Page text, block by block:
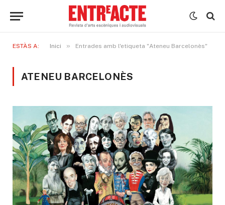
ESTÀS A: Inici » Entrades amb l'etiqueta "Ateneu Barcelonès"
ATENEU BARCELONÈS